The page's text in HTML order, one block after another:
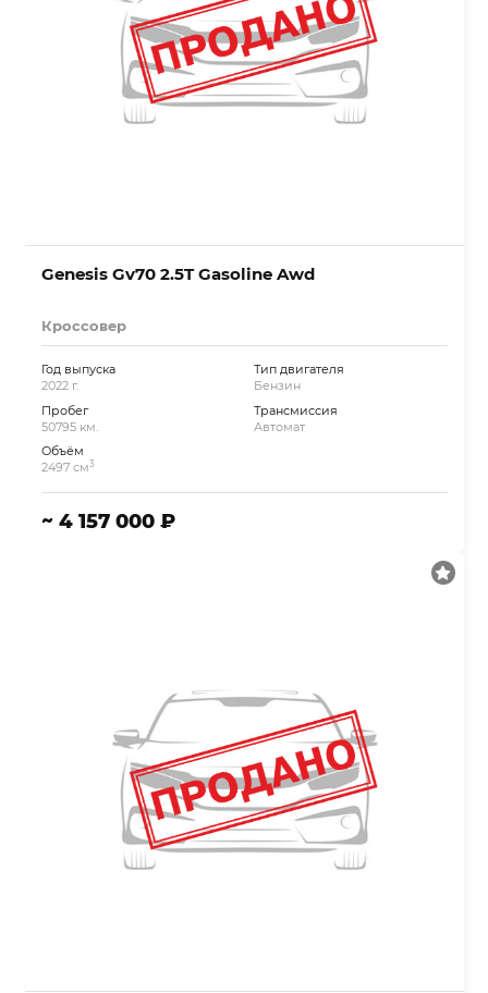
Genesis Gv70 2.5T Gasoline Awd
Кроссовер
Год выпуска
2022 г.
Пробег
50795 км.
Объём
2497 см3
Тип двигателя
Бензин
Трансмиссия
Автомат
~ 4 157 000 ₽